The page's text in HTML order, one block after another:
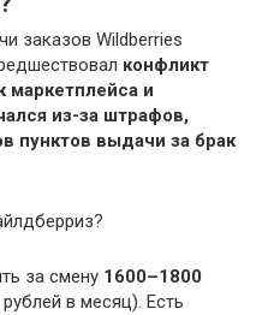
заказов Wildberries
конфликт
маркетплейса и
из-за штрафов,
пунктов выдачи за брак
за смену 1600–1800
в месяц). Есть